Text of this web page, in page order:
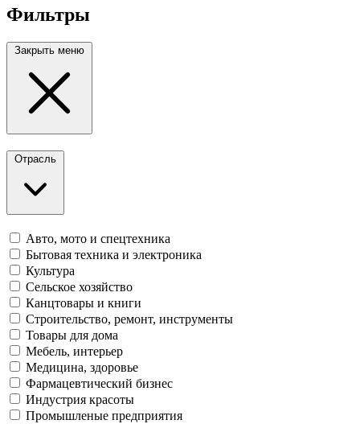
Фильтры
Закрыть меню
Отрасль
Авто, мото и спецтехника
Бытовая техника и электроника
Культура
Сельское хозяйство
Канцтовары и книги
Строительство, ремонт, инструменты
Товары для дома
Мебель, интерьер
Медицина, здоровье
Фармацевтический бизнес
Индустрия красоты
Промышленые предприятия